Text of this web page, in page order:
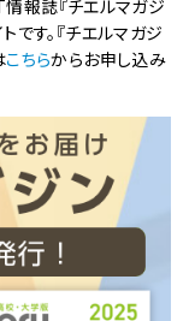
情報誌『チエルマガジ
す。『チエルマガジ
こちらからお申し込み